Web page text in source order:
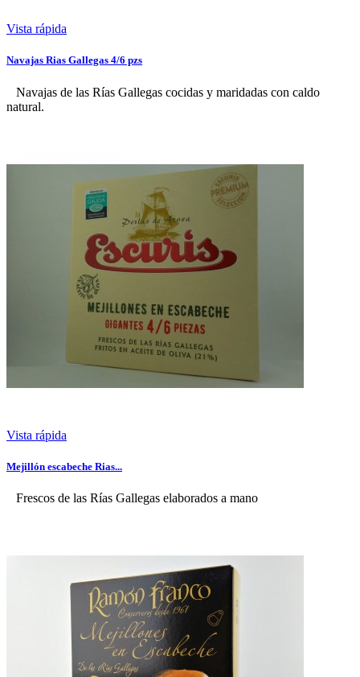
Vista rápida
Navajas Rias Gallegas 4/6 pzs
Navajas de las Rías Gallegas cocidas y maridadas con caldo
natural.
Vista rápida
Mejillón escabeche Rias...
Frescos de las Rías Gallegas elaborados a mano